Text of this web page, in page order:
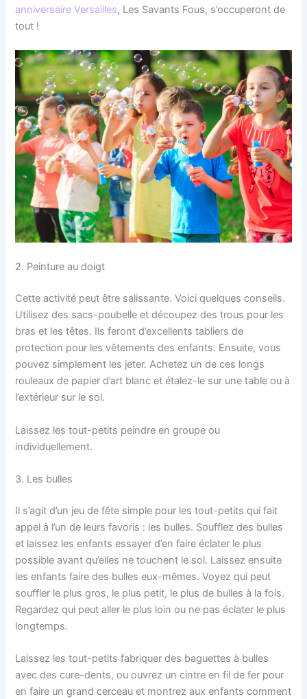
anniversaire Versailles, Les Savants Fous, s’occuperont de
tout !
2. Peinture au doigt
Cette activité peut être salissante. Voici quelques conseils.
Utilisez des sacs-poubelle et découpez des trous pour les
bras et les têtes. Ils feront d’excellents tabliers de
protection pour les vêtements des enfants. Ensuite, vous
pouvez simplement les jeter. Achetez un de ces longs
rouleaux de papier d’art blanc et étalez-le sur une table ou à
l’extérieur sur le sol.
Laissez les tout-petits peindre en groupe ou
individuellement.
3. Les bulles
Il s’agit d’un jeu de fête simple pour les tout-petits qui fait
appel à l’un de leurs favoris : les bulles. Soufflez des bulles
et laissez les enfants essayer d’en faire éclater le plus
possible avant qu’elles ne touchent le sol. Laissez ensuite
les enfants faire des bulles eux-mêmes. Voyez qui peut
souffler le plus gros, le plus petit, le plus de bulles à la fois.
Regardez qui peut aller le plus loin ou ne pas éclater le plus
longtemps.
Laissez les tout-petits fabriquer des baguettes à bulles
avec des cure-dents, ou ouvrez un cintre en fil de fer pour
en faire un grand cerceau et montrez aux enfants comment